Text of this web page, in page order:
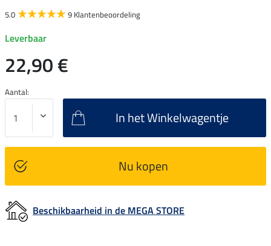
5.0 9 Klantenbeoordeling
Leverbaar
22,90 €
Aantal:
In het Winkelwagentje
Nu kopen
Beschikbaarheid in de MEGA STORE